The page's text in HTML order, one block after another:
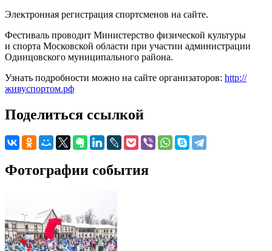
Электронная регистрация спортсменов на сайте.
Фестиваль проводит Министерство физической культуры
и спорта Московской области при участии администрации
Одинцовского муниципального района.
Узнать подробности можно на сайте организаторов: http://
живуспортом.рф
Поделиться ссылкой
Фотографии события